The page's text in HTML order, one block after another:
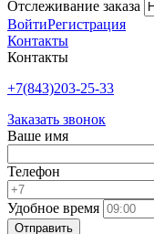
Отслеживание заказа
ВойтиРегистрация
Контакты
Контакты
+7(843)203-25-33
Заказать звонок
Ваше имя
Телефон
Удобное время
Отправить